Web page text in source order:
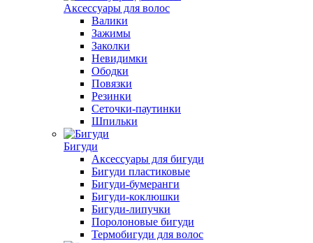
Аксессуары для волос
Валики
Зажимы
Заколки
Невидимки
Ободки
Повязки
Резинки
Сеточки-паутинки
Шпильки
Бигуди
Аксессуары для бигуди
Бигуди пластиковые
Бигуди-бумеранги
Бигуди-коклюшки
Бигуди-липучки
Поролоновые бигуди
Термобигуди для волос